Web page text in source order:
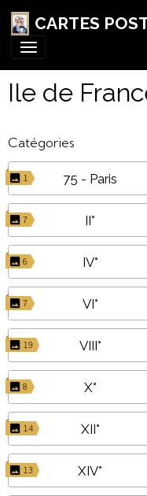
CARTES
Ile de
Catégories
1 75 - Paris
7 II°
6 IV°
7 VI°
19 VIII°
8 X°
14 XII°
13 XIV°